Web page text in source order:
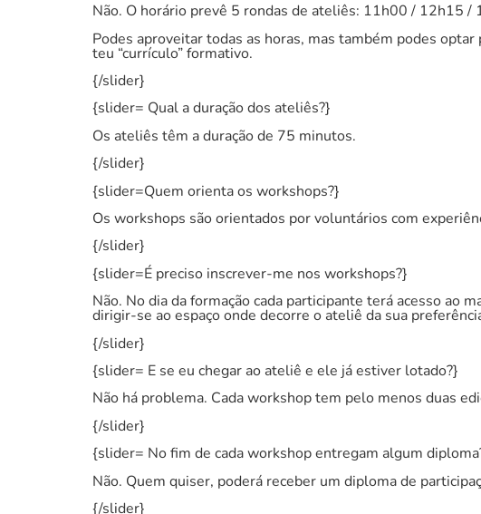
Não. O horário prevê 5 rondas de ateliês: 11h00 / 12h15
Podes aproveitar todas as horas, mas também podes
teu “currículo” formativo.
{/slider}
{slider= Qual a duração dos ateliês?}
Os ateliês têm a duração de 75 minutos.
{/slider}
{slider=Quem orienta os workshops?}
Os workshops são orientados por voluntários com
{/slider}
{slider=É preciso inscrever-me nos workshops?}
Não. No dia da formação cada participante terá acesso ao
dirigir-se ao espaço onde decorre o ateliê da sua
{/slider}
{slider= E se eu chegar ao ateliê e ele já estiver lotado?}
Não há problema. Cada workshop tem pelo menos duas
{/slider}
{slider= No fim de cada workshop entregam algum
Não. Quem quiser, poderá receber um diploma de
{/slider}